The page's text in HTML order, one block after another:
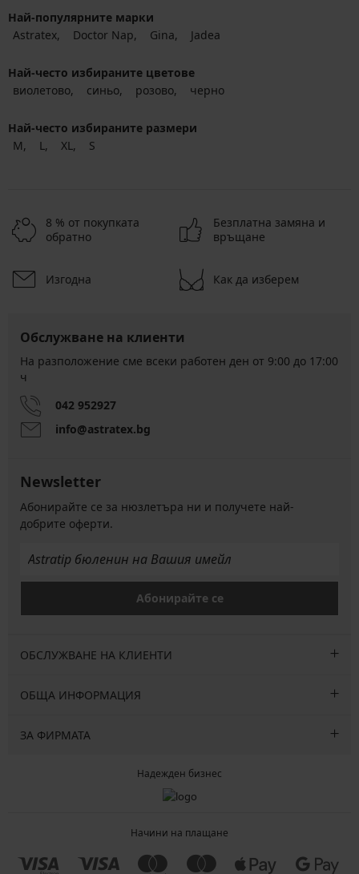
Най-популярните марки
Astratex
Doctor Nap Gina Jadea
Най-често избираните цветове
виолетово
синьо розово черно
Най-често избираните размери
M
L XL S
8 % от покупката
обратно
Безплатна замяна и
връщане
Изгодна Как да изберем
Обслужване на клиенти
На разположение сме всеки работен ден от 9:00 до 17:00
ч
042 952927
info@astratex.bg
Newsletter
Абонирайте се за нюзлетъра ни и получете най-
добрите оферти.
Абонирайте се
ОБСЛУЖВАНЕ НА КЛИЕНТИ
ОБЩА ИНФОРМАЦИЯ
ЗА ФИРМАТА
Надежден бизнес
Начини на плащане